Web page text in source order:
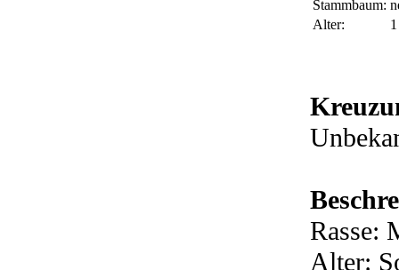
Stammbaum:
Alter:
Rasse:
Alter: